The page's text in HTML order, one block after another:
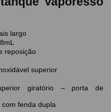
largo
reposição
superior
giratório – porta de
fenda dupla